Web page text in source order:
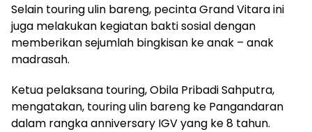
Selain touring ulin bareng, pecinta Grand Vitara ini
juga melakukan kegiatan bakti sosial dengan
memberikan sejumlah bingkisan ke anak – anak
madrasah.
Ketua pelaksana touring, Obila Pribadi Sahputra,
mengatakan, touring ulin bareng ke Pangandaran
dalam rangka anniversary IGV yang ke 8 tahun.